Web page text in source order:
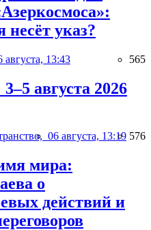
несёт указ?
августа, 13:43 565
августа 2026
06 августа, 13:19 576
мира:
о
действий и